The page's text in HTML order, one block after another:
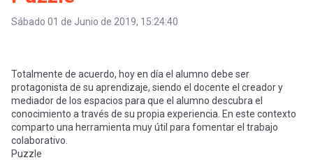
a
mi
cuenta
Sábado 01 de Junio de 2019, 15:24:40
Totalmente de acuerdo, hoy en día el alumno debe ser
protagonista de su aprendizaje, siendo el docente el creador y
mediador de los espacios para que el alumno descubra el
conocimiento a través de su propia experiencia. En este contexto
comparto una herramienta muy útil para fomentar el trabajo
colaborativo.
Puzzle